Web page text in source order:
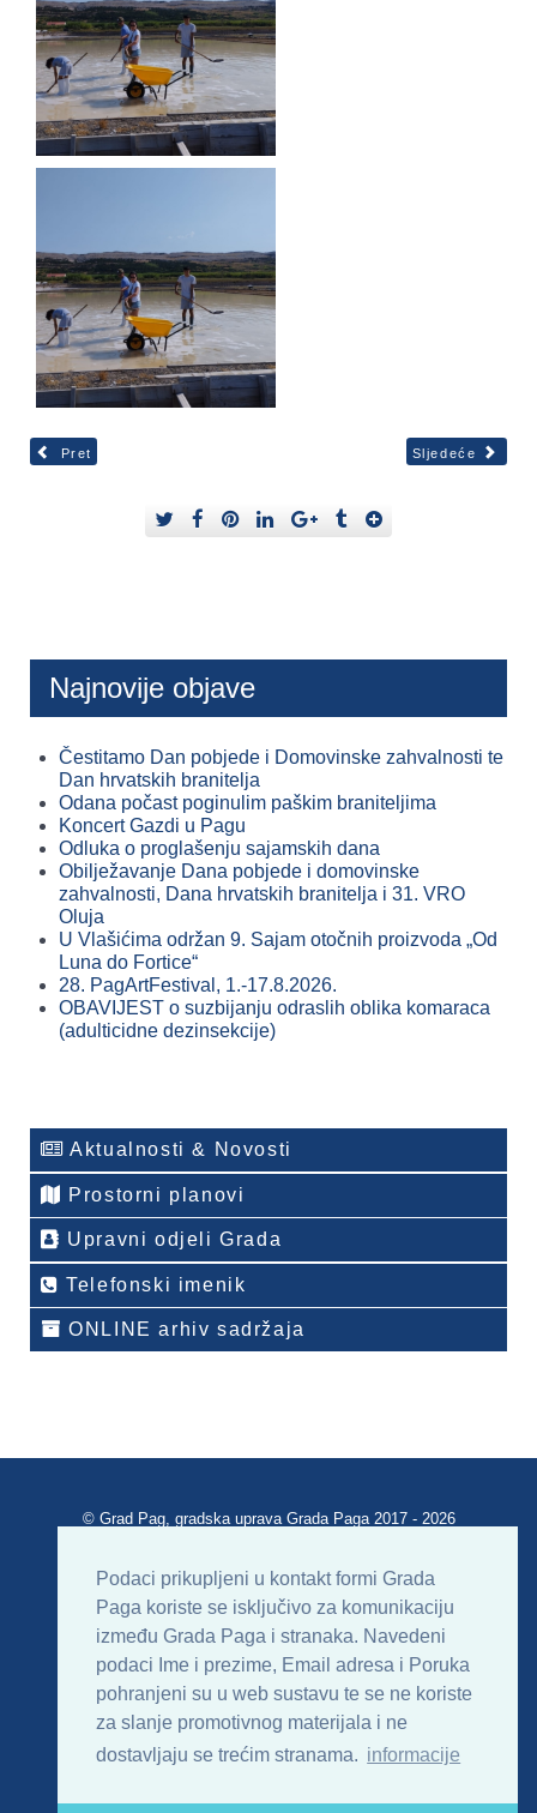
Podaci prikupljeni u kontakt formi Grada
Paga koriste se isključivo za komunikaciju
između Grada Paga i stranaka. Navedeni
podaci Ime i prezime, Email adresa i Poruka
pohranjeni su u web sustavu te se ne koriste
za slanje promotivnog materijala i ne
dostavljaju se trećim stranama. informacije
Pret Sljedeće
Najnovije objave
Čestitamo Dan pobjede i Domovinske zahvalnosti te
Dan hrvatskih branitelja
Odana počast poginulim paškim braniteljima
Koncert Gazdi u Pagu
Odluka o proglašenju sajamskih dana
Obilježavanje Dana pobjede i domovinske
zahvalnosti, Dana hrvatskih branitelja i 31. VRO
Oluja
U Vlašićima održan 9. Sajam otočnih proizvoda „Od
Luna do Fortice“
28. PagArtFestival, 1.-17.8.2026.
OBAVIJEST o suzbijanju odraslih oblika komaraca
(adulticidne dezinsekcije)
Aktualnosti & Novosti
Prostorni planovi
Upravni odjeli Grada
Telefonski imenik
ONLINE arhiv sadržaja
© Grad Pag, gradska uprava Grada Paga 2017 - 2026
Uvjeti korištenja Impressum
Kontakt
Sitemap
RSS